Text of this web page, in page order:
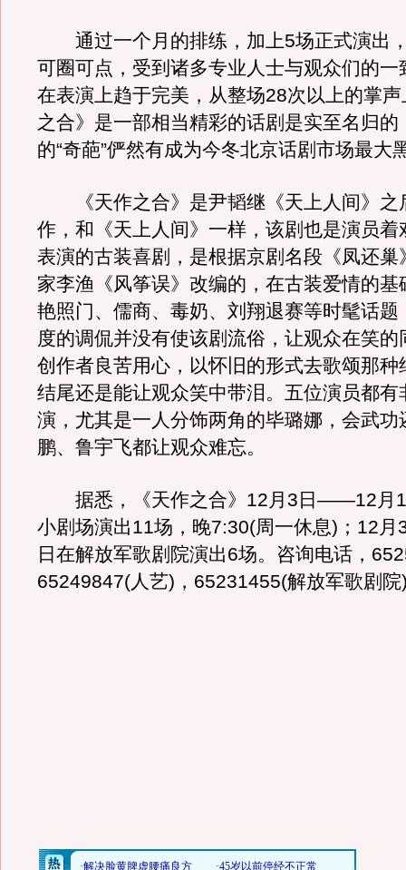
通过一个月的排练，加上5场正式演出
可圈可点，受到诸多专业人士与观众们的一
在表演上趋于完美，从整场28次以上的掌
之合》是一部相当精彩的话剧是实至名归的
的“奇葩”俨然有成为今冬北京话剧市场最大
《天作之合》是尹韬继《天上人间》之
作，和《天上人间》一样，该剧也是演员着
表演的古装喜剧，是根据京剧名段《凤还巢
家李渔《风筝误》改编的，在古装爱情的基
艳照门、儒商、毒奶、刘翔退赛等时髦话题
度的调侃并没有使该剧流俗，让观众在笑的
创作者良苦用心，以怀旧的形式去歌颂那种
结尾还是能让观众笑中带泪。五位演员都有
演，尤其是一人分饰两角的毕璐娜，会武功
鹏、鲁宇飞都让观众难忘。
据悉，《天作之合》12月3日——12月
小剧场演出11场，晚7:30(周一休息)；12
日在解放军歌剧院演出6场。咨询电话，
65249847(人艺)，65231455(解放军歌剧院